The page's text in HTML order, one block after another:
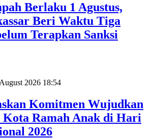
Berlaku 1 Agustus,
Beri Waktu Tiga
Terapkan Sanksi
2026 18:54
Komitmen Wujudkan
Kota Ramah Anak di Hari
2026